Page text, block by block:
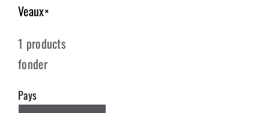
Veaux×
1 products
fonder
Pays